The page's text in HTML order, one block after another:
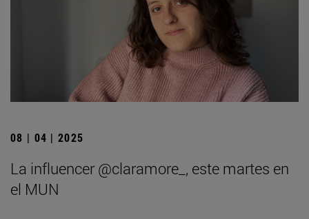
08 | 04 | 2025
La influencer @claramore_, este martes en
el MUN